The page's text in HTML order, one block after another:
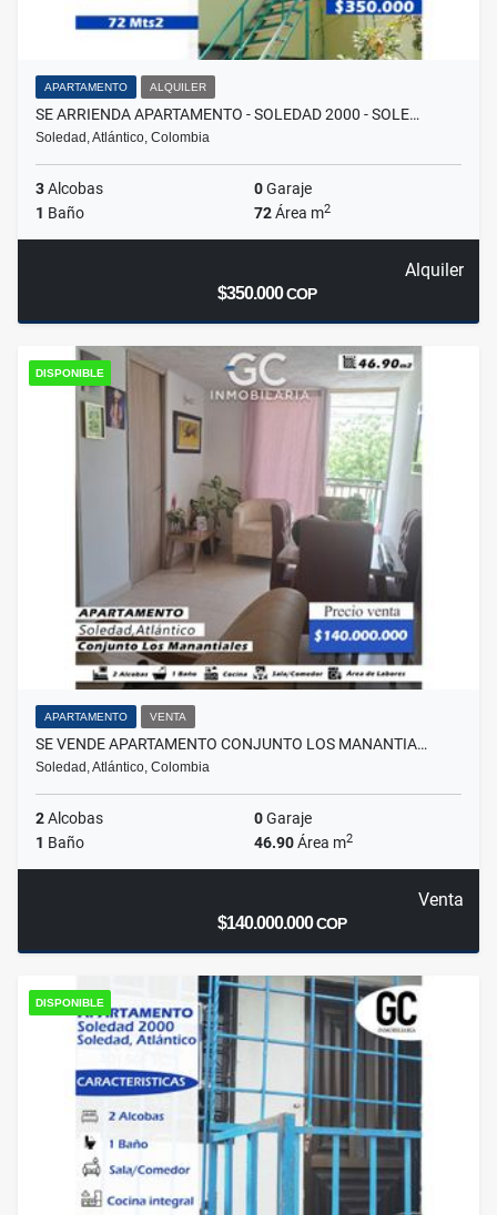
APARTAMENTO ALQUILER
SE ARRIENDA APARTAMENTO - SOLEDAD 2000 - SOLE…
Soledad, Atlántico, Colombia
3Alcobas 0Garaje
1 Baño 72Área m2
Alquiler
$350.000COP
DISPONIBLE
APARTAMENTO VENTA
SE VENDE APARTAMENTO CONJUNTO LOS MANANTIA…
Soledad, Atlántico, Colombia
2Alcobas 0Garaje
1 Baño 46.90Área m2
Venta
$140.000.000COP
DISPONIBLE